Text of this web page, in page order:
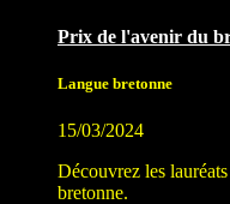
Prix de l'avenir du
Langue bretonne
15/03/2024
Découvrez les
bretonne.